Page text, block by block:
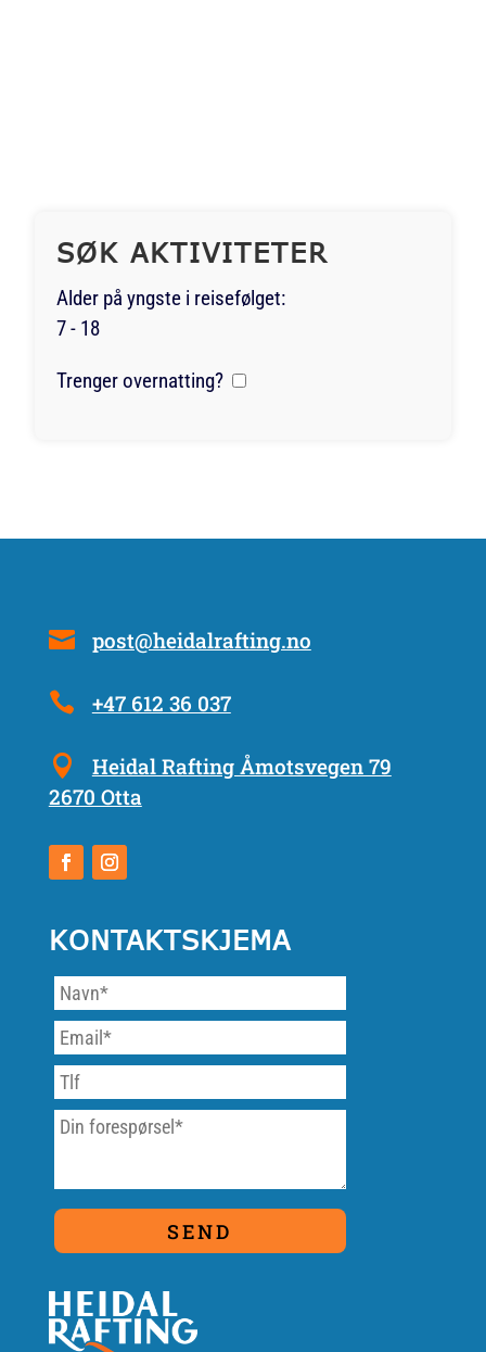
SØK AKTIVITETER
Alder på yngste i reisefølget:
7 - 18
Trenger overnatting?
post@heidalrafting.no
+47 612 36 037
Heidal Rafting Åmotsvegen 79
2670 Otta
KONTAKTSKJEMA